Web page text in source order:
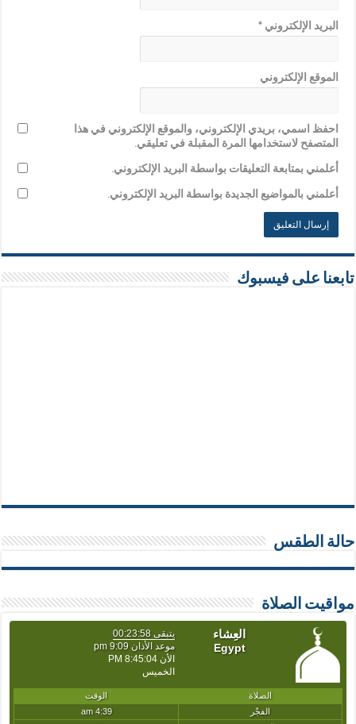
البريد الإلكتروني*
الموقع الإلكتروني
احفظ اسمي، بريدي الإلكتروني، والموقع الإلكتروني في هذا
المتصفح لاستخدامها المرة المقبلة في تعليقي.
أعلمني بمتابعة التعليقات بواسطة البريد الإلكتروني.
أعلمني بالمواضيع الجديدة بواسطة البريد الإلكتروني.
تابعنا على فيسبوك
حالة الطقس
مواقيت الصلاة